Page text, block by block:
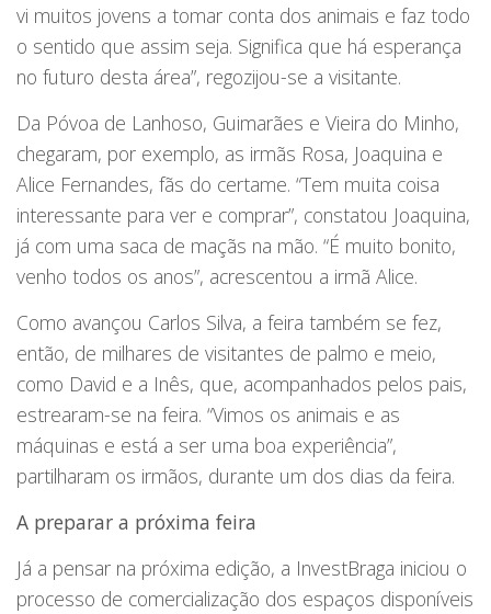
vi muitos jovens a tomar conta dos animais e faz todo
o sentido que assim seja. Significa que há esperança
no futuro desta área”, regozijou-se a visitante.
Da Póvoa de Lanhoso, Guimarães e Vieira do Minho,
chegaram, por exemplo, as irmãs Rosa, Joaquina e
Alice Fernandes, fãs do certame. “Tem muita coisa
interessante para ver e comprar”, constatou Joaquina,
já com uma saca de maçãs na mão. “É muito bonito,
venho todos os anos”, acrescentou a irmã Alice.
Como avançou Carlos Silva, a feira também se fez,
então, de milhares de visitantes de palmo e meio,
como David e a Inês, que, acompanhados pelos pais,
estrearam-se na feira. “Vimos os animais e as
máquinas e está a ser uma boa experiência”,
partilharam os irmãos, durante um dos dias da feira.
A preparar a próxima feira
Já a pensar na próxima edição, a InvestBraga iniciou o
processo de comercialização dos espaços disponíveis